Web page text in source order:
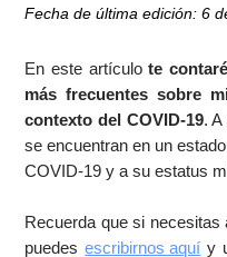
Fecha de última edición: 6
En este artículote
más frecuentes sobre
contexto del COVID-19. A
se encuentran en un
COVID-19 y a su estatus
Recuerda que si
puedesescribirnos aquí y